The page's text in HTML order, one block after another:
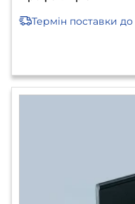
Термін поставки до